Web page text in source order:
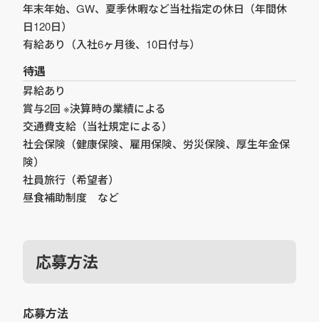
年末年始、GW、夏季休暇など当社指定の休日（年間休
日120日）
有給あり（入社6ヶ月後、10日付与）
待遇
昇給あり
賞与2回 ※決算時の業績による
交通費支給（当社規定による）
社会保険（健康保険、雇用保険、労災保険、厚生年金保
険）
社員旅行（希望者）
昼食補助制度 など
応募方法
応募方法